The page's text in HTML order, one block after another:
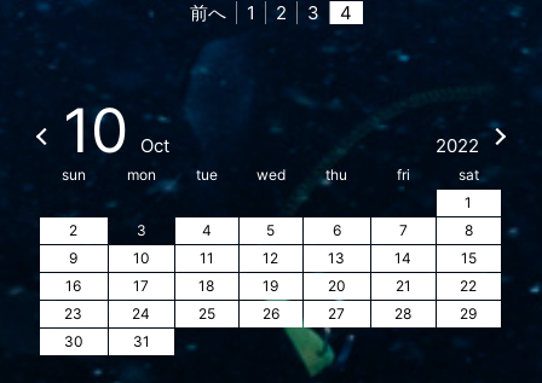
前へ 1 2 3 4
10 Oct 2022
sun mon tue wed thu fri
sat
1
2
3 4 5 6 7
8
9
10 11 12 13 14
15
16
17 18 19 20 21
22
23
24 25 26 27 28
29
30
31